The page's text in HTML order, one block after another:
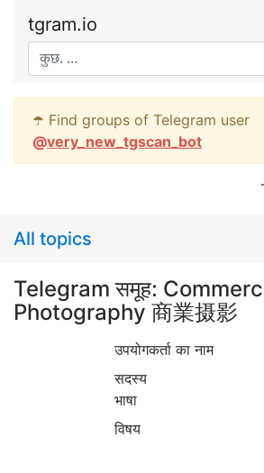
tgram.io
☂️ Find groups of Telegram user
@very_new_tgscan_bot
All topics
Telegram समूह:
Photography 商業摄影
उपयोगकर्ता का नाम
सदस्य
भाषा
विषय